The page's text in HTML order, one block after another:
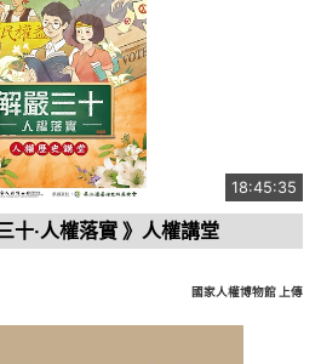
18:45:35
十‧人權落實 》人權講堂
國家人權博物館 上傳